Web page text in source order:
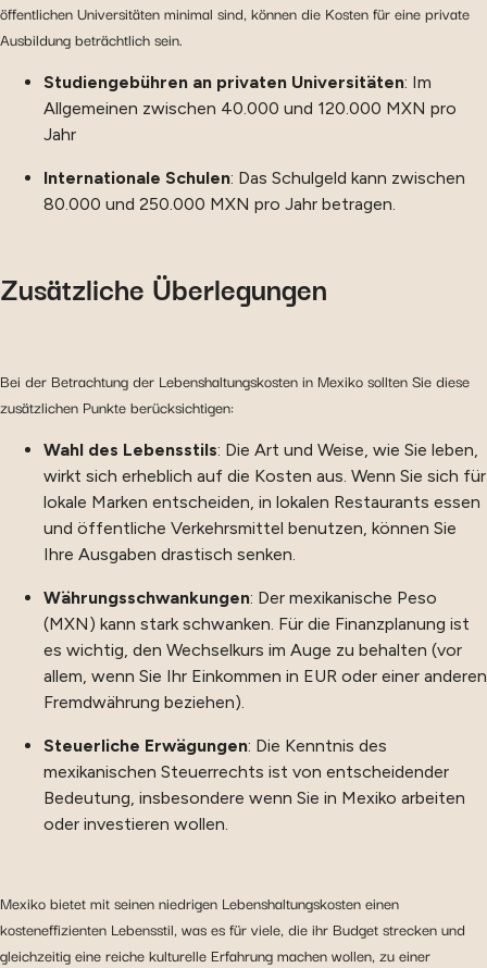
öffentlichen Universitäten minimal sind, können die Kosten für eine private
Ausbildung beträchtlich sein.
Studiengebühren an privaten Universitäten: Im
Allgemeinen zwischen 40.000 und 120.000 MXN pro
Jahr
Internationale Schulen: Das Schulgeld kann zwischen
80.000 und 250.000 MXN pro Jahr betragen.
Zusätzliche Überlegungen
Bei der Betrachtung der Lebenshaltungskosten in Mexiko sollten Sie diese
zusätzlichen Punkte berücksichtigen:
Wahl des Lebensstils: Die Art und Weise, wie Sie leben,
wirkt sich erheblich auf die Kosten aus. Wenn Sie sich für
lokale Marken entscheiden, in lokalen Restaurants essen
und öffentliche Verkehrsmittel benutzen, können Sie
Ihre Ausgaben drastisch senken.
Währungsschwankungen: Der mexikanische Peso
(MXN) kann stark schwanken. Für die Finanzplanung ist
es wichtig, den Wechselkurs im Auge zu behalten (vor
allem, wenn Sie Ihr Einkommen in EUR oder einer anderen
Fremdwährung beziehen).
Steuerliche Erwägungen: Die Kenntnis des
mexikanischen Steuerrechts ist von entscheidender
Bedeutung, insbesondere wenn Sie in Mexiko arbeiten
oder investieren wollen.
Mexiko bietet mit seinen niedrigen Lebenshaltungskosten einen
kosteneffizienten Lebensstil, was es für viele, die ihr Budget strecken und
gleichzeitig eine reiche kulturelle Erfahrung machen wollen, zu einer